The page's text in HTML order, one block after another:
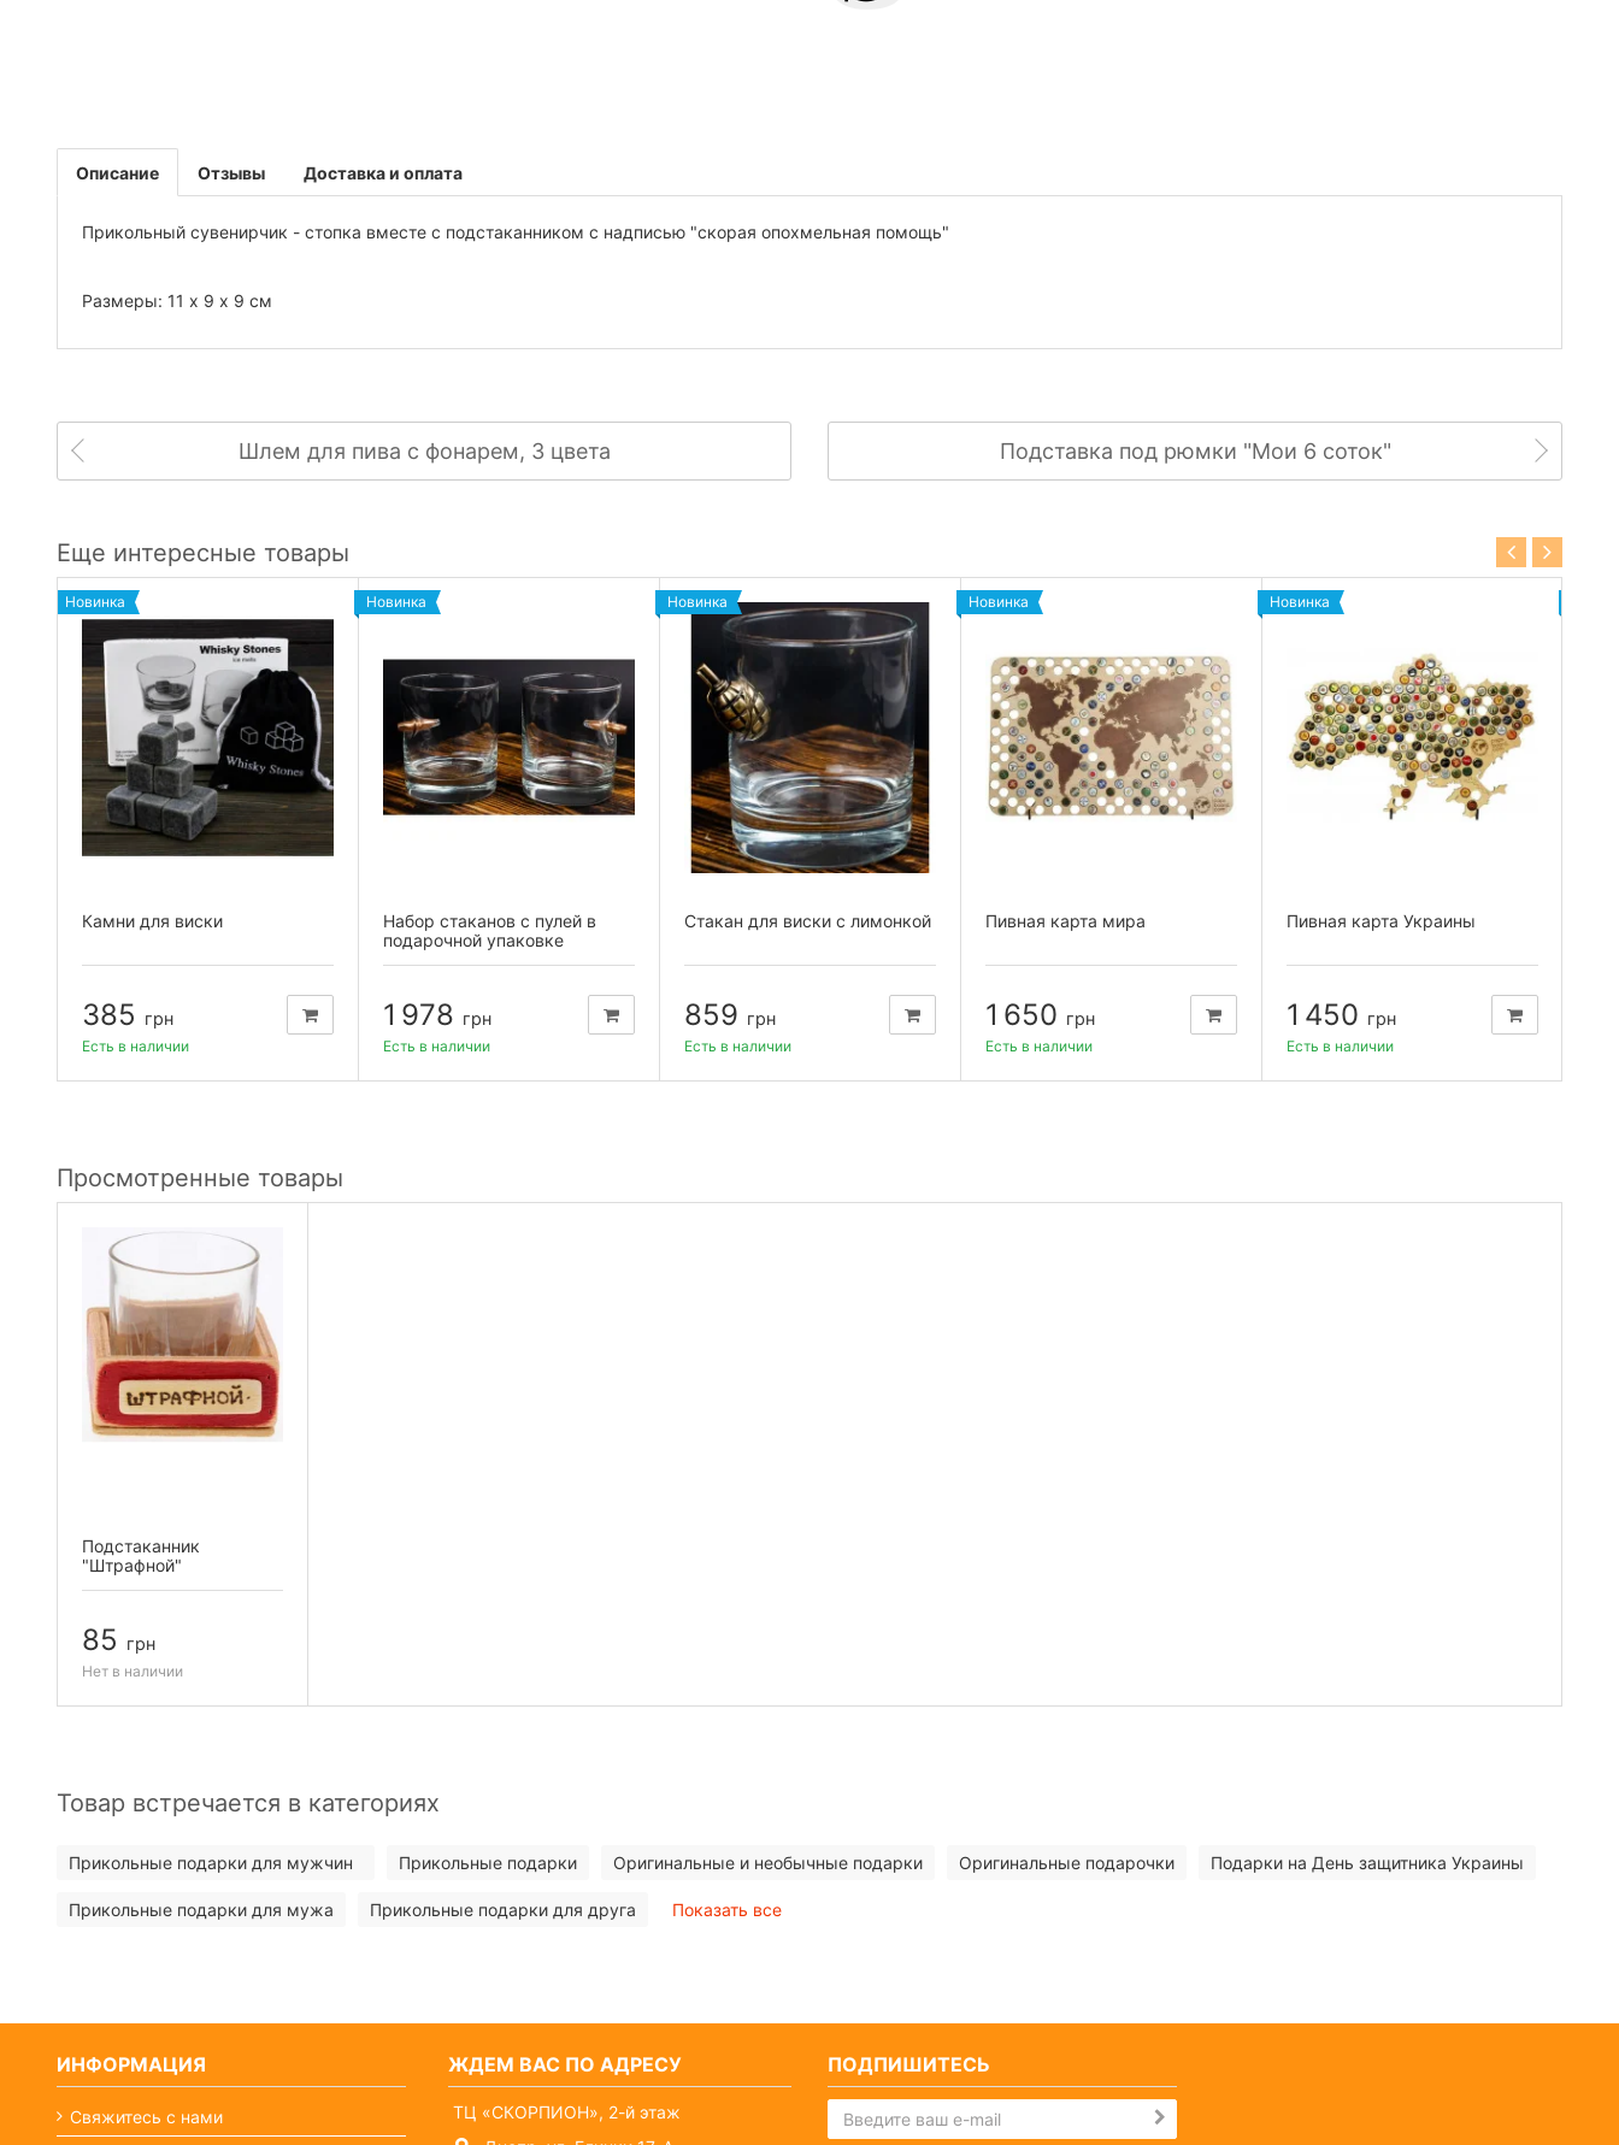
Описание
Прикольный сувенирчик - стопка вместе с подстаканником с надписью "скорая опохмельная помощь"
Размеры: 11 х 9 х 9 см
Отзывы Доставка и оплата
Шлем для пива с фонарем, 3 цвета Подставка под рюмки "Мои 6 соток"
Еще интересные товары
Новинка
Камни для виски
385 грн
Есть в наличии
Новинка
Набор стаканов с пулей в
подарочной упаковке
1 978 грн
Есть в наличии
Новинка
Стакан для виски с лимонкой
859 грн
Есть в наличии
Новинка
Пивная карта мира
1 650 грн
Есть в наличии
Новинка
Пивная карта Украины
1 450 грн
Есть в наличии
Просмотренные товары
Подстаканник
"Штрафной"
85 грн
Нет в наличии
Товар встречается в категориях
Прикольные подарки для мужчин Прикольные подарки Оригинальные и необычные подарки Оригинальные подарочки Подарки на День защитника Украины
Прикольные подарки для мужа Прикольные подарки для друга Показать все
ИНФОРМАЦИЯ
Свяжитесь с нами
ЖДЕМ ВАС ПО АДРЕСУ
ТЦ «СКОРПИОН», 2-й этаж
ПОДПИШИТЕСЬ